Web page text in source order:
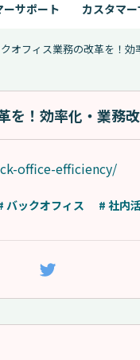
ーサポート カスタマ
オフィス業務の改革を！
を！効率化・業務
office-efficiency/
バックオフィス # 社内